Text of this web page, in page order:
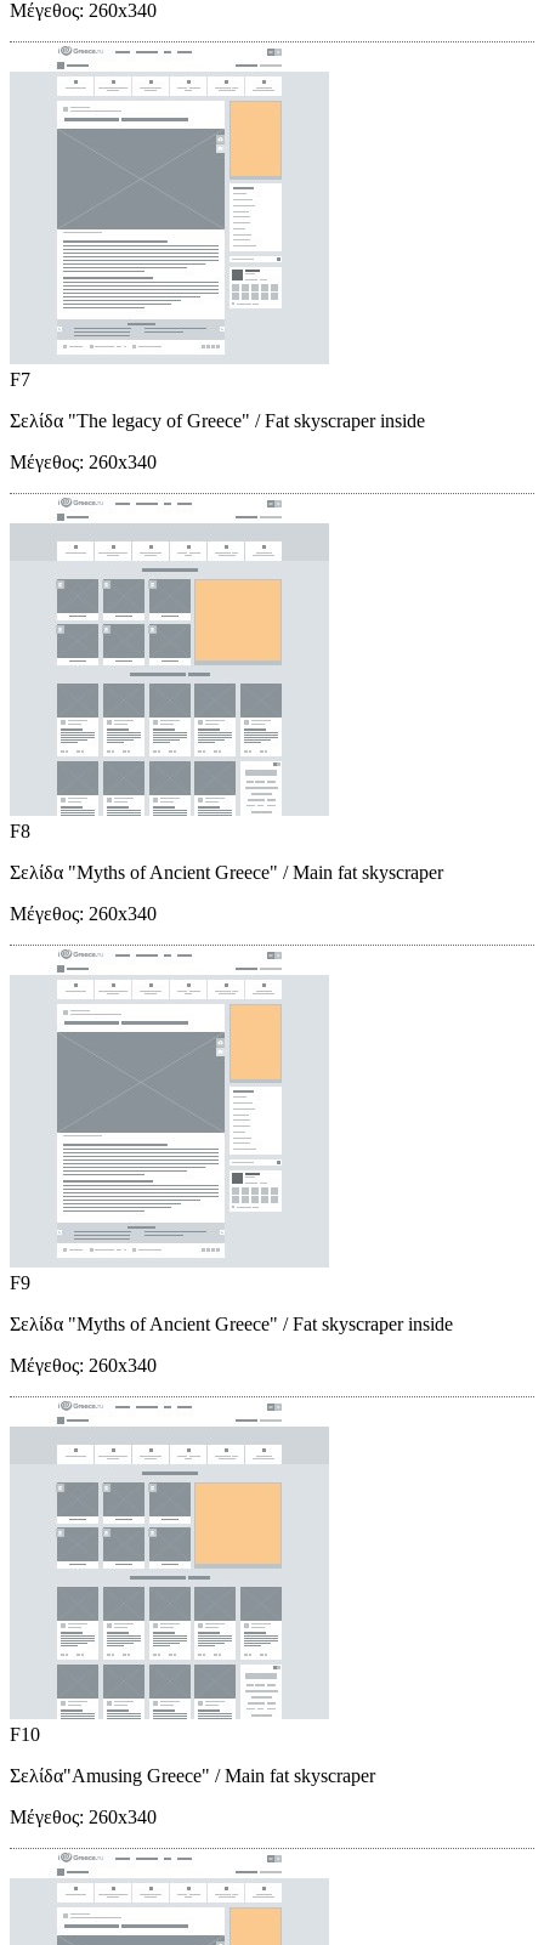
Μέγεθος: 260x340
F7
Σελίδα "The legacy of Greece" / Fat skyscraper inside
Μέγεθος: 260x340
F8
Σελίδα "Myths of Ancient Greece" / Main fat skyscraper
Μέγεθος: 260x340
F9
Σελίδα "Myths of Ancient Greece" / Fat skyscraper inside
Μέγεθος: 260x340
F10
Σελίδα"Amusing Greece" / Main fat skyscraper
Μέγεθος: 260x340